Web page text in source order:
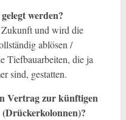
werden?
und wird die
ablösen /
Tiefbauarbeiten, die ja
sind, gestatten.
Vertrag zur künftigen